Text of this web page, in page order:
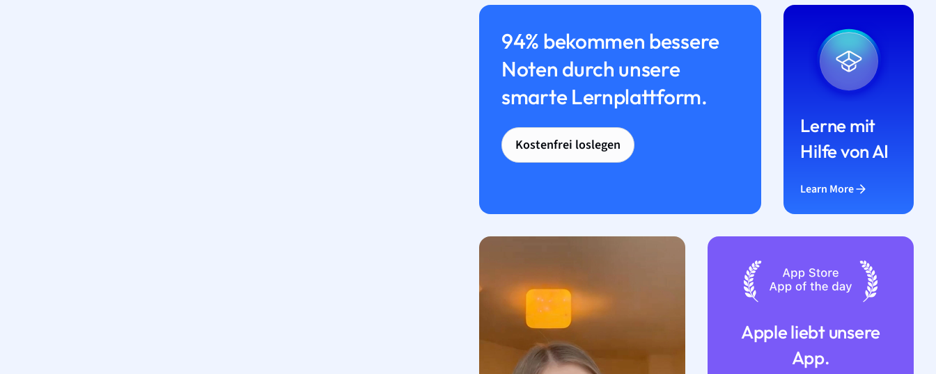
94% bekommen bessere
Noten durch unsere
smarte Lernplattform.
Kostenfrei loslegen
Lerne mit
Hilfe von AI
Learn More
Apple liebt unsere
App.